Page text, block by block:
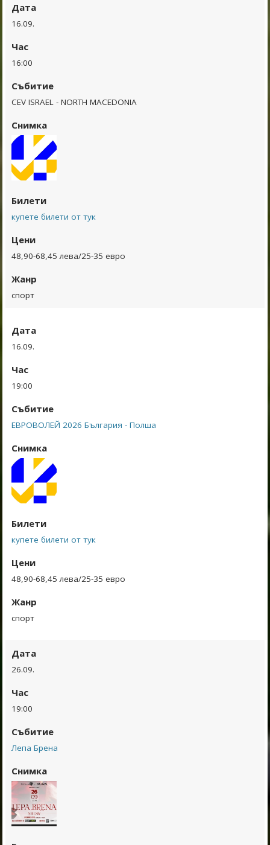
Дата
16.09.
Час
16:00
Събитие
CEV ISRAEL - NORTH MACEDONIA
Снимка
Билети
купете билети от тук
Цени
48,90-68,45 лева/25-35 евро
Жанр
спорт
Дата
16.09.
Час
19:00
Събитие
ЕВРОВОЛЕЙ 2026 България - Полша
Снимка
Билети
купете билети от тук
Цени
48,90-68,45 лева/25-35 евро
Жанр
спорт
Дата
26.09.
Час
19:00
Събитие
Лепа Брена
Снимка